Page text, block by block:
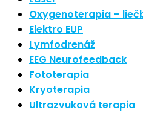
Oxygenoterapia –
Elektro EUP
Lymfodrenáž
EEG Neurofeedback
Fototerapia
Kryoterapia
Ultrazvuková terapia
Žiadne komentáre na zobrazenie.
Archív
september 2021
apríl 2021
august 2020